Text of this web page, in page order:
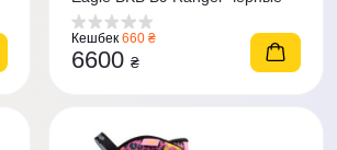
Кешбек 660 ₴
6600 ₴